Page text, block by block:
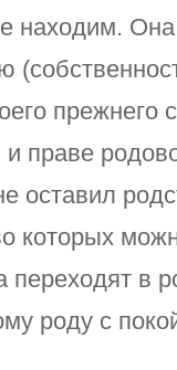
находим.
прежнего
праве
оставил
которых
переходят в
роду с